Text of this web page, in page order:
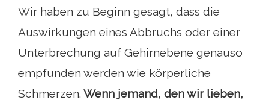
Wir haben zu Beginn gesagt, dass die
Auswirkungen eines Abbruchs oder einer
Unterbrechung auf Gehirnebene genauso
empfunden werden wie körperliche
Schmerzen. Wenn jemand, den wir lieben,